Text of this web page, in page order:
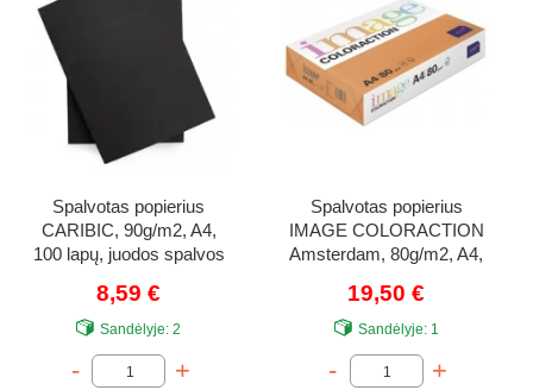
Spalvotas popierius
CARIBIC, 90g/m2, A4,
100 lapų, juodos spalvos
8,59 €
Sandėlyje: 2
- +
Spalvotas popierius
IMAGE COLORACTION
Amsterdam, 80g/m2, A4,
(Orange)
19,50 €
Sandėlyje:1
- +